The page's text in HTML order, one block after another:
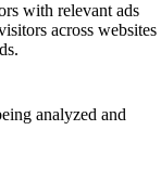
with relevant ads
across websites
analyzed and